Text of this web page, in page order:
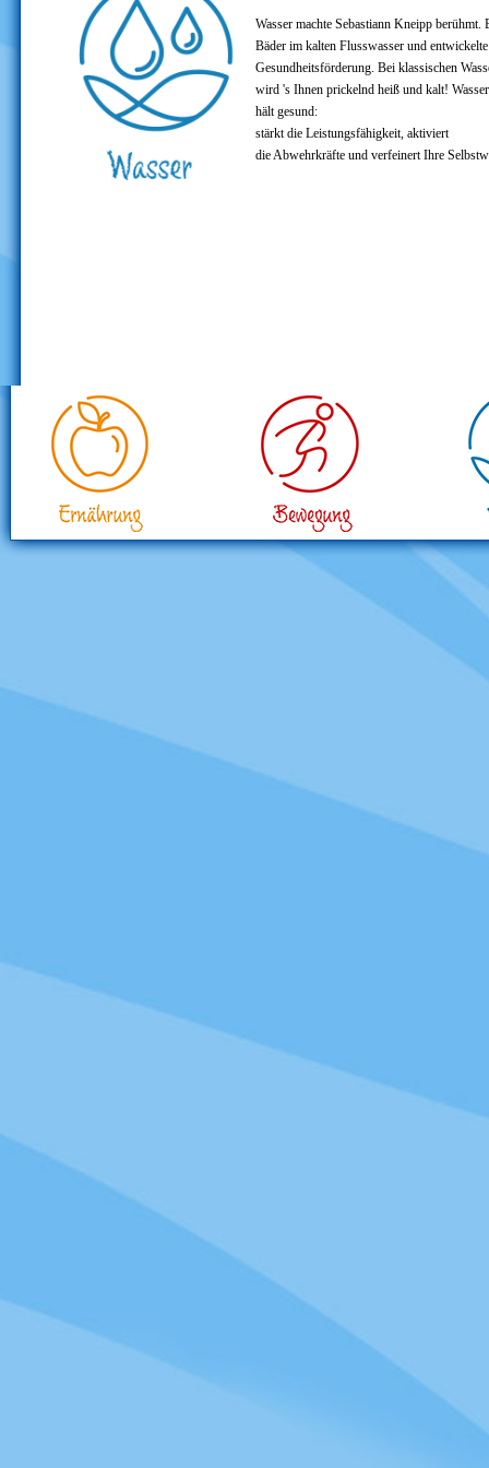
Wasser machte Sebastiann Kneipp
Bäder im kalten Flusswasser und
Gesundheitsförderung. Bei klassischen
wird 's Ihnen prickelnd heiß und kalt!
hält gesund:
stärkt die Leistungsfähigkeit, aktiviert
die Abwehrkräfte und verfeinert Ihre